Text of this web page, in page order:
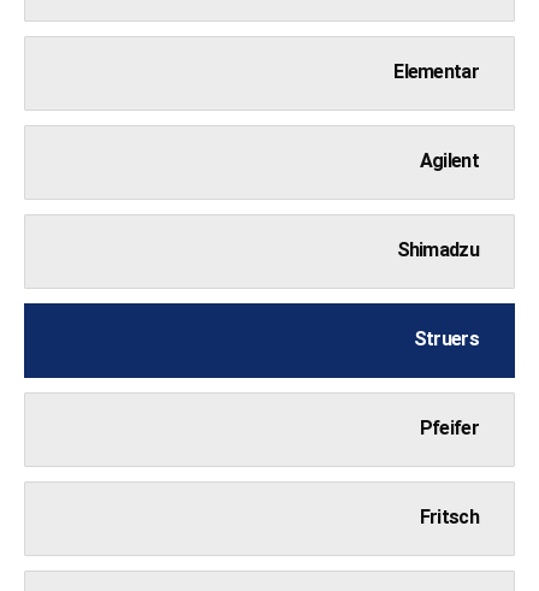
Elementar
Agilent
Shimadzu
Struers
Pfeifer
Fritsch